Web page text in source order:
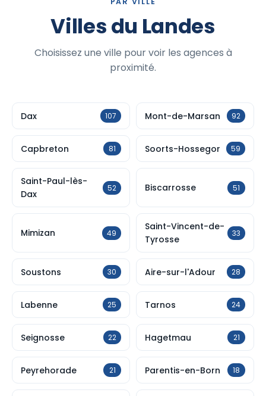
Villes du Landes
Choisissez une ville pour voir les agences à
proximité.
Dax 107 Mont-de-Marsan 92
Capbreton 81 Soorts-Hossegor 59
Saint-Paul-lès-
Dax
52 Biscarrosse 51
Mimizan 49
Saint-Vincent-de-
Tyrosse
33
Soustons 30 Aire-sur-l'Adour 28
Labenne 25 Tarnos 24
Seignosse 22 Hagetmau 21
Peyrehorade 21 Parentis-en-Born 18